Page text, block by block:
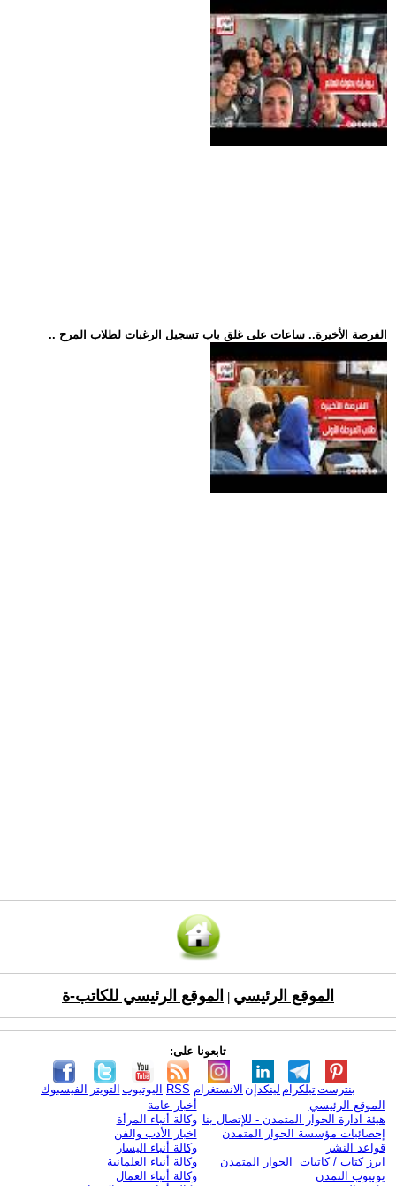
.. الفرصة الأخيرة.. ساعات على غلق باب تسجيل الرغبات لطلاب المرح
الموقع الرئيسي الموقع الرئيسي للكاتب-ة
تابعونا على:
الفيسبوك التويتر اليوتيوب RSS الانستغرام لينكدإن تيلكرامبنترست
الموقع الرئيسي
هيئة ادارة الحوار المتمدن - للإتصال بنا
إحصائيات مؤسسة الحوار المتمدن
قواعد النشر
ابرز كتاب / كاتبات الحوار المتمدن
يوتيوب التمدن
أخبار عامة
وكالة أنباء المرأة
اخبار الأدب والفن
وكالة أنباء اليسار
وكالة أنباء العلمانية
وكالة أنباء العمال